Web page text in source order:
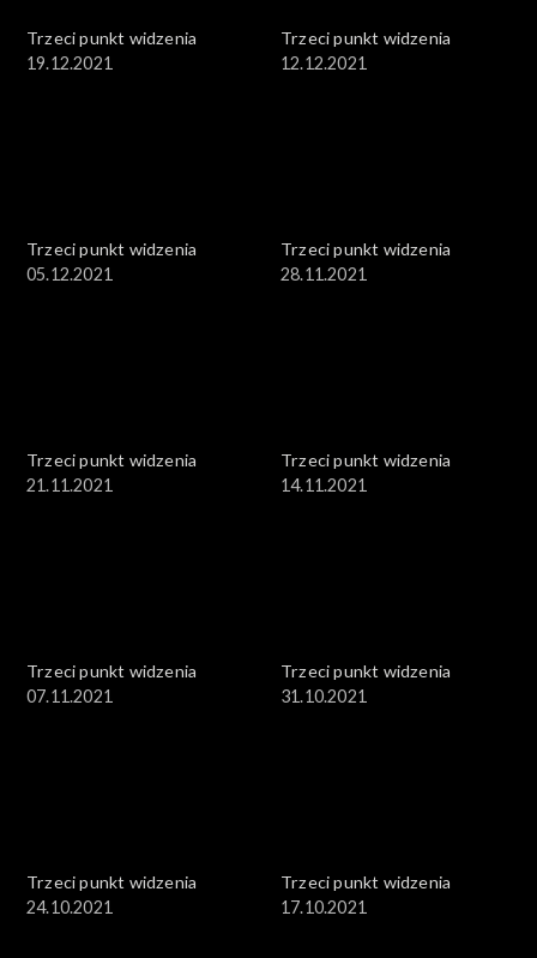
Trzeci punkt widzenia
19.12.2021
Trzeci punkt widzenia
12.12.2021
Trzeci punkt widzenia
05.12.2021
Trzeci punkt widzenia
28.11.2021
Trzeci punkt widzenia
21.11.2021
Trzeci punkt widzenia
14.11.2021
Trzeci punkt widzenia
07.11.2021
Trzeci punkt widzenia
31.10.2021
Trzeci punkt widzenia
24.10.2021
Trzeci punkt widzenia
17.10.2021